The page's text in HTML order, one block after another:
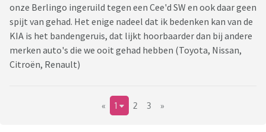
onze Berlingo ingeruild tegen een Cee'd SW en ook daar geen
spijt van gehad. Het enige nadeel dat ik bedenken kan van de
KIA is het bandengeruis, dat lijkt hoorbaarder dan bij andere
merken auto's die we ooit gehad hebben (Toyota, Nissan,
Citroën, Renault)
« 1 2 3 »